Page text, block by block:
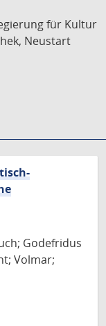
für Kultur
Neustart
Godefridus
Volmar;